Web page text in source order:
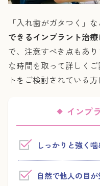
「入れ歯がガタつく」
できるインプラント治療
で、注意すべき点もあ
な時間を取って詳しく
トをご検討されている
インプ
しっかりと強く噛
自然で他人の目